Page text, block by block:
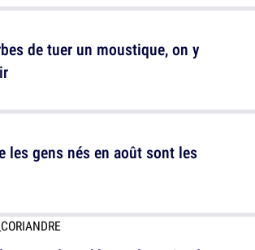
de tuer un moustique, on y
les gens nés en août sont les